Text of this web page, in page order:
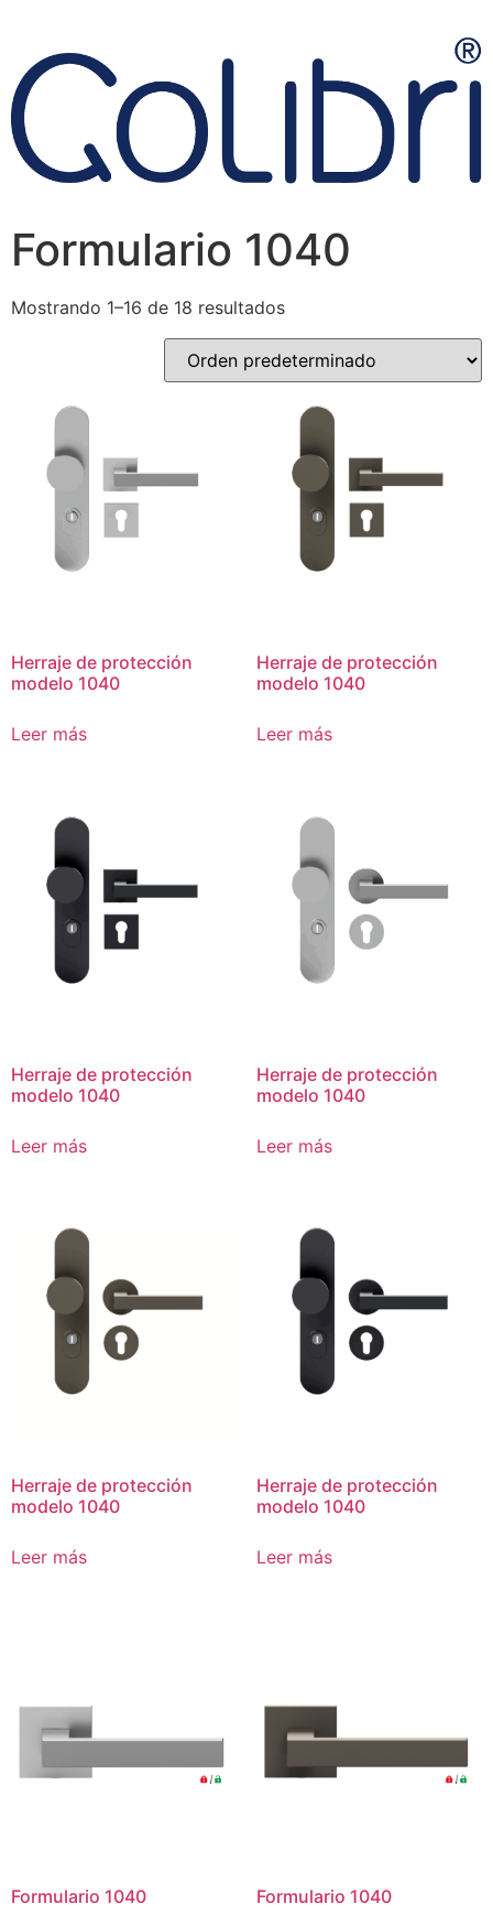
Formulario 1040
Mostrando 1–16 de 18 resultados
Herraje de protección
modelo 1040
Leer más
Herraje de protección
modelo 1040
Leer más
Herraje de protección
modelo 1040
Leer más
Herraje de protección
modelo 1040
Leer más
Herraje de protección
modelo 1040
Leer más
Herraje de protección
modelo 1040
Leer más
Formulario 1040 Formulario 1040